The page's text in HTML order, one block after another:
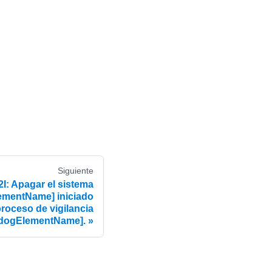
Siguiente
Apagar el sistema
iniciado
de vigilancia